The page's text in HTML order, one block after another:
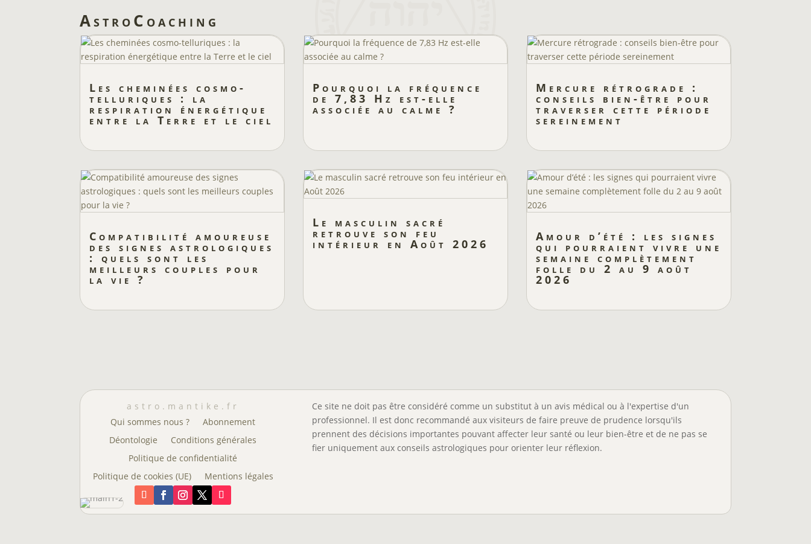
AstroCoaching
Les cheminées cosmo-
telluriques : la
respiration énergétique
entre la Terre et le ciel
Pourquoi la fréquence
de 7,83 Hz est-elle
associée au calme ?
Mercure rétrograde :
conseils bien-être pour
traverser cette période
sereinement
Compatibilité amoureuse
des signes astrologiques
: quels sont les
meilleurs couples pour
la vie ?
Le masculin sacré
retrouve son feu
intérieur en Août 2026
Amour d’été : les signes
qui pourraient vivre une
semaine complètement
folle du 2 au 9 août
2026
astro.mantike.fr
Qui sommes nous ?
Abonnement
Déontologie
Conditions générales
Politique de confidentialité
Politique de cookies (UE)
Mentions légales
Ce site ne doit pas être considéré comme un substitut à un avis médical ou à l'expertise d'un
professionnel. Il est donc recommandé aux visiteurs de faire preuve de prudence lorsqu'ils
prennent des décisions importantes pouvant affecter leur santé ou leur bien-être et de ne pas se
fier uniquement aux conseils astrologiques pour orienter leur réflexion.